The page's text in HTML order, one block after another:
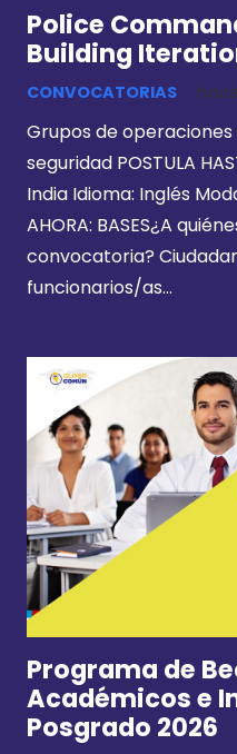
Police
Building
CONVOCATORIAS
Grupos de
seguridad POSTULA
India Idioma: Inglés
AHORA: BASES¿A
convocatoria?
funcionarios/as…
Programa de
Académicos e
Posgrado 2026